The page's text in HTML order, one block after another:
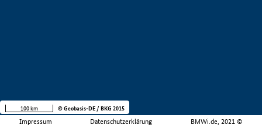
Impressum Datenschutzerklärung BMWi.de, 2021 ©
100 km © Geobasis-DE / BKG 2015